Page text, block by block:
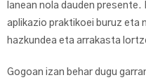
lanean nola dauden presente.
aplikazio praktikoei buruz eta
hazkundea eta arrakasta
Gogoan izan behar dugu